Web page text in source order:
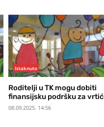
Istaknuto
Roditelji u TK mogu dobiti
finansijsku podršku za vrtić
08.09.2025. 14:56